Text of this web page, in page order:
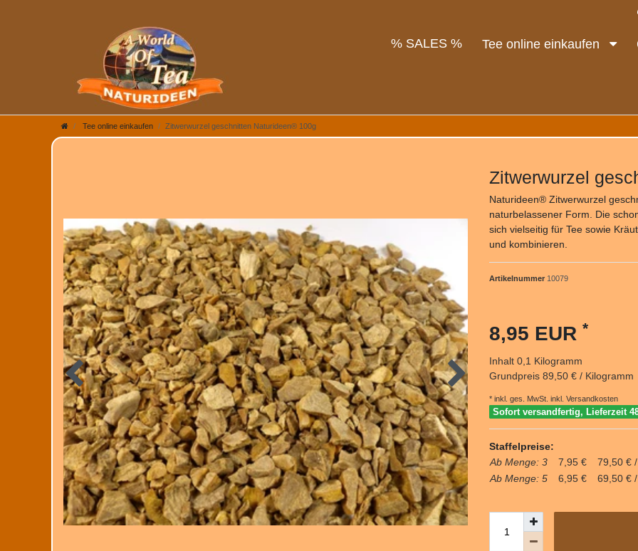
% SALES % Tee online einkaufen
Tee online einkaufen Zitwerwurzel geschnitten Naturideen® 100g
Zitwerwurzel
Naturideen® Zitwerwurzel
naturbelassener Form. Die
sich vielseitig für Tee sowie
und kombinieren.
Artikelnummer 10079
8,95 EUR *
Inhalt 0,1 Kilogramm
Grundpreis 89,50 € / Kilogramm
* inkl. ges. MwSt. inkl. Versandkosten
Sofort versandfertig, Lieferzeit
Staffelpreise:
Ab Menge: 3
7,95 €
79,50 €
Ab Menge: 5
6,95 € 69,50 €